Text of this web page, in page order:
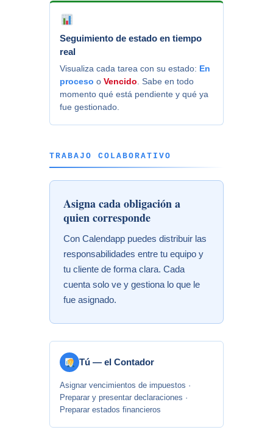
Seguimiento de estado en tiempo
real
Visualiza cada tarea con su estado: En
proceso oVencido. Sabe en todo
momento qué está pendiente y qué ya
fue gestionado.
TRABAJO COLABORATIVO
Asigna cada obligación a
quien corresponde
Con Calendapp puedes distribuir las
responsabilidades entre tu equipo y
tu cliente de forma clara. Cada
cuenta solo ve y gestiona lo que le
fue asignado.
Tú — el Contador
Asignar vencimientos de impuestos ·
Preparar y presentar declaraciones ·
Preparar estados financieros